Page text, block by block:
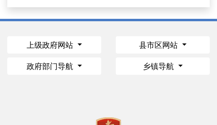
上级政府网站 县市区网站
政府部门导航 乡镇导航